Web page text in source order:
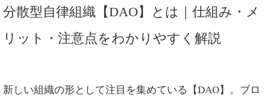
分散型自律組織【DAO】とは｜仕組み・メ
リット・注意点をわかりやすく解説
新しい組織の形として注目を集めている【DAO】。ブロ